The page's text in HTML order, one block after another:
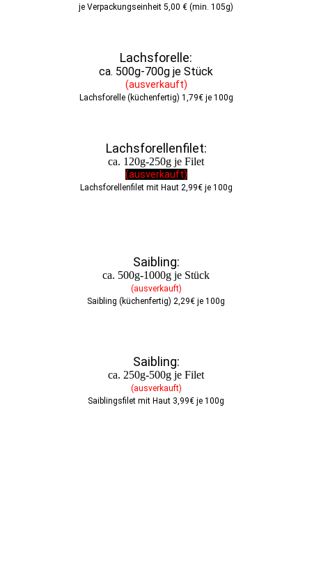
je Verpackungseinheit 5,00 € (min. 105g)
Lachsforelle:
ca. 500g-700g je Stück
(ausverkauft)
Lachsforelle (küchenfertig) 1,79€ je 100g
Lachsforellenfilet:
ca. 120g-250g je Filet
(ausverkauft)
Lachsforellenfilet mit Haut 2,99€ je 100g
Saibling:
ca. 500g-1000g je Stück
(ausverkauft)
Saibling (küchenfertig) 2,29€ je 100g
Saibling:
ca. 250g-500g je Filet
(ausverkauft)
Saiblingsfilet mit Haut 3,99€ je 100g